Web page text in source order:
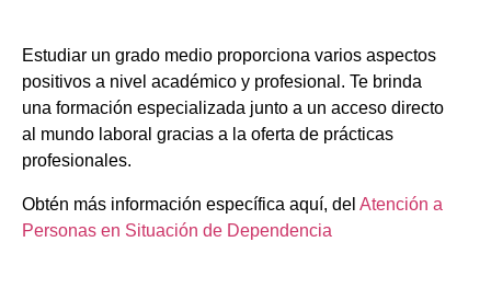
Estudiar un grado medio proporciona varios aspectos
positivos a nivel académico y profesional. Te brinda
una formación especializada junto a un acceso directo
al mundo laboral gracias a la oferta de prácticas
profesionales.
Obtén más información específica aquí, del Atención a
Personas en Situación de Dependencia